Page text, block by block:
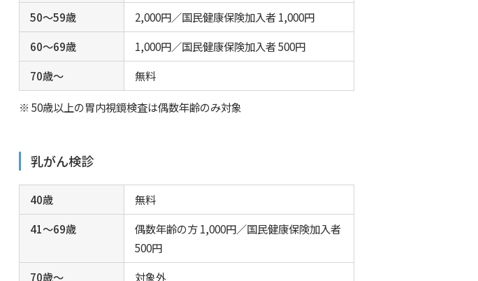
50～59歳
2,000円／国民健康保険加入者 1,000円
60～69歳
1,000円／国民健康保険加入者 500円
70歳～
無料
※ 50歳以上の胃内視鏡検査は偶数年齢のみ対象
乳がん検診
40歳
無料
41～69歳
偶数年齢の方 1,000円／国民健康保険加入者
500円
70歳～
対象外